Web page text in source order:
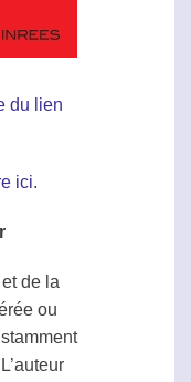
du lien
ici.
de la
ou